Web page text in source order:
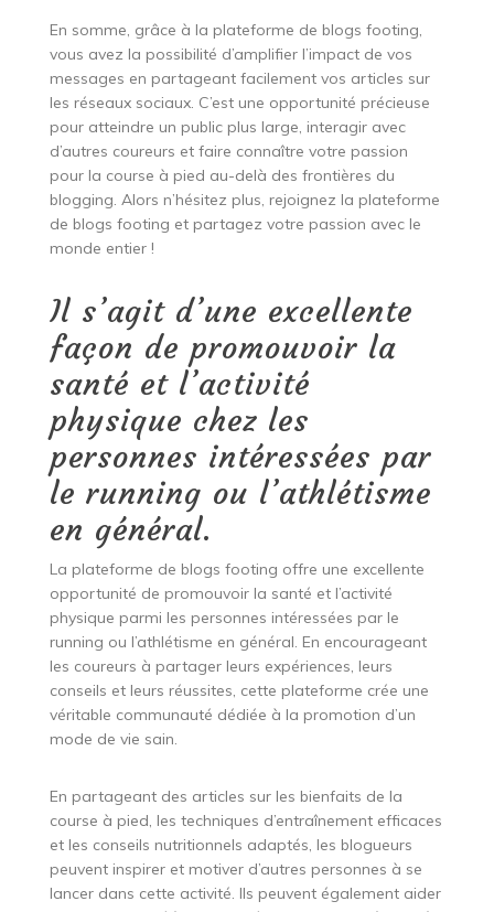
En somme, grâce à la plateforme de blogs footing,
vous avez la possibilité d’amplifier l’impact de vos
messages en partageant facilement vos articles sur
les réseaux sociaux. C’est une opportunité précieuse
pour atteindre un public plus large, interagir avec
d’autres coureurs et faire connaître votre passion
pour la course à pied au-delà des frontières du
blogging. Alors n’hésitez plus, rejoignez la plateforme
de blogs footing et partagez votre passion avec le
monde entier !
Il s’agit d’une excellente
façon de promouvoir la
santé et l’activité
physique chez les
personnes intéressées par
le running ou l’athlétisme
en général.
La plateforme de blogs footing offre une excellente
opportunité de promouvoir la santé et l’activité
physique parmi les personnes intéressées par le
running ou l’athlétisme en général. En encourageant
les coureurs à partager leurs expériences, leurs
conseils et leurs réussites, cette plateforme crée une
véritable communauté dédiée à la promotion d’un
mode de vie sain.
En partageant des articles sur les bienfaits de la
course à pied, les techniques d’entraînement efficaces
et les conseils nutritionnels adaptés, les blogueurs
peuvent inspirer et motiver d’autres personnes à se
lancer dans cette activité. Ils peuvent également aider